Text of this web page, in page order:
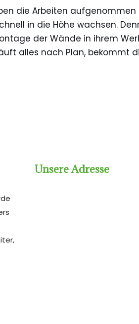
die Arbeiten
in die Höhe wachsen.
der Wände in ihrem
alles nach Plan, bekommt
Unsere Adresse